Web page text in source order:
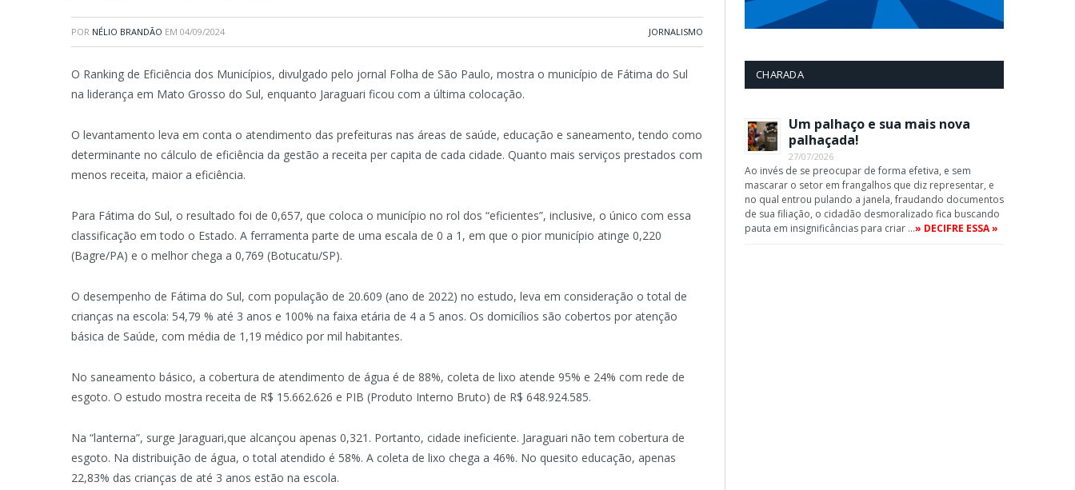
POR NÉLIO BRANDÃO EM 04/09/2024 JORNALISMO
O Ranking de Eficiência dos Municípios, divulgado pelo jornal Folha de São Paulo, mostra o município de Fátima do Sul
na liderança em Mato Grosso do Sul, enquanto Jaraguari ficou com a última colocação.
O levantamento leva em conta o atendimento das prefeituras nas áreas de saúde, educação e saneamento, tendo como
determinante no cálculo de eficiência da gestão a receita per capita de cada cidade. Quanto mais serviços prestados com
menos receita, maior a eficiência.
Para Fátima do Sul, o resultado foi de 0,657, que coloca o município no rol dos “eficientes”, inclusive, o único com essa
classificação em todo o Estado. A ferramenta parte de uma escala de 0 a 1, em que o pior município atinge 0,220
(Bagre/PA) e o melhor chega a 0,769 (Botucatu/SP).
O desempenho de Fátima do Sul, com população de 20.609 (ano de 2022) no estudo, leva em consideração o total de
crianças na escola: 54,79 % até 3 anos e 100% na faixa etária de 4 a 5 anos. Os domicílios são cobertos por atenção
básica de Saúde, com média de 1,19 médico por mil habitantes.
No saneamento básico, a cobertura de atendimento de água é de 88%, coleta de lixo atende 95% e 24% com rede de
esgoto. O estudo mostra receita de R$ 15.662.626 e PIB (Produto Interno Bruto) de R$ 648.924.585.
Na “lanterna”, surge Jaraguari,que alcançou apenas 0,321. Portanto, cidade ineficiente. Jaraguari não tem cobertura de
esgoto. Na distribuição de água, o total atendido é 58%. A coleta de lixo chega a 46%. No quesito educação, apenas
22,83% das crianças de até 3 anos estão na escola.
CHARADA
Um palhaço e sua mais nova
palhaçada!
27/07/2026
Ao invés de se preocupar de forma efetiva, e sem
mascarar o setor em frangalhos que diz representar, e
no qual entrou pulando a janela, fraudando documentos
de sua filiação, o cidadão desmoralizado fica buscando
pauta em insignificâncias para criar …» DECIFRE ESSA »